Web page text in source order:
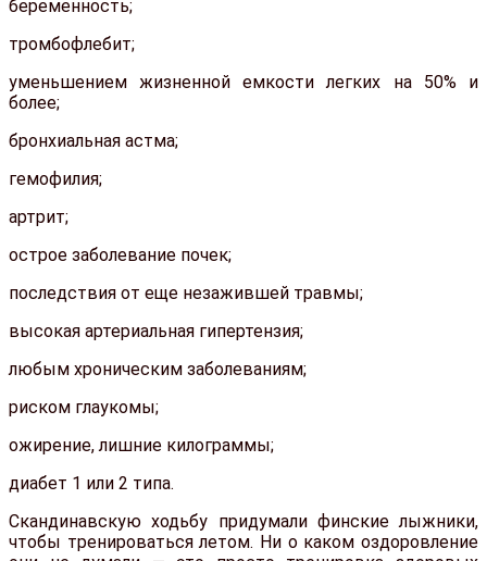
беременность;
тромбофлебит;
уменьшением жизненной емкости легких на 50% и
более;
бронхиальная астма;
гемофилия;
артрит;
острое заболевание почек;
последствия от еще незажившей травмы;
высокая артериальная гипертензия;
любым хроническим заболеваниям;
риском глаукомы;
ожирение, лишние килограммы;
диабет 1 или 2 типа.
Скандинавскую ходьбу придумали финские лыжники,
чтобы тренироваться летом. Ни о каком оздоровление